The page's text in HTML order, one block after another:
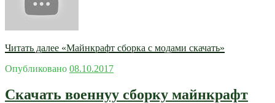
Читать далее «Майнкрафт сборка с модами скачать»
Опубликовано 08.10.2017
Скачать военнуу сборку майнкрафт